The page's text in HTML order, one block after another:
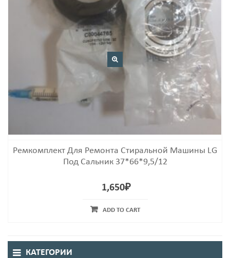
Ремкомплект Для Ремонта Стиральной Машины LG
Под Сальник 37*66*9,5/12
1,650₽
ADD TO CART
КАТЕГОРИИ